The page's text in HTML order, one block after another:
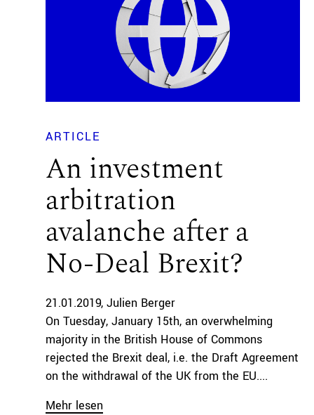
ARTICLE
An investment
arbitration
avalanche after a
No-Deal Brexit?
21.01.2019 Julien Berger
On Tuesday, January 15th, an overwhelming
majority in the British House of Commons
rejected the Brexit deal, i.e. the Draft Agreement
on the withdrawal of the UK from the EU....
Mehr lesen